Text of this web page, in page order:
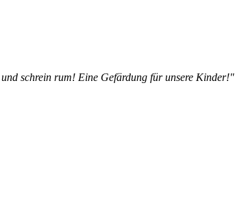
schrein rum! Eine Gefärdung für unsere Kinder!"